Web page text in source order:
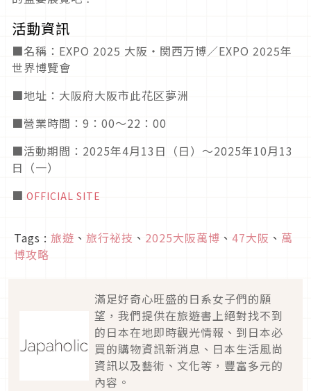
活動資訊
■名稱：EXPO 2025 大阪・関西万博／EXPO 2025年
世界博覽會
■地址：大阪府大阪市此花区夢洲
■營業時間：9：00～22：00
■活動期間：2025年4月13日（日）～2025年10月13
日（一）
■ OFFICIAL SITE
Tags : 旅遊 、 旅行祕技 、 2025大阪萬博 、 47大阪 、 萬
博攻略
滿足好奇心旺盛的日系女子們的願
望，我們提供在旅遊書上絕對找不到
的日本在地即時觀光情報、到日本必
買的購物資訊新消息、日本生活風尚
資訊以及藝術、文化等，豐富多元的
內容。